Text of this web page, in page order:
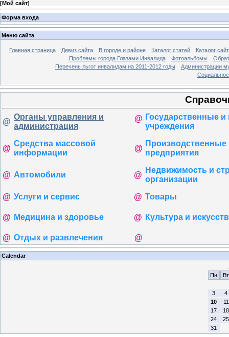
[Мой сайт]
Форма входа
Меню сайта
Главная страница Девиз сайта В городе и районе Каталог статей
Каталог
Проблемы города Глазами Инвалида
Фотоальбомы
Перечень льгот инвалидам на 2011-2012 годы
Администрации
@
Органы управления и
администрация
@ Государственные
учреждения
@
Средства массовой
информации
@
предприятия
@ Автомобили @
Недвижимость и
организации
@ Услуги и сервис @ Товары
@ Медицина и здоровье @ Культура и
@ Отдых и развлечения @
Calendar
Пн
Вт
3
4
10
11
17
18
24
25
31